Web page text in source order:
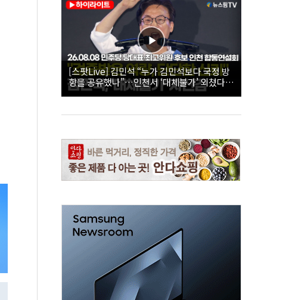
[스팟Live] 김민석 “누가 김민석보다 국정 방
향을 공유했나”…인천서 ‘대체불가’ 외쳤다 |
26.08.08 더불어민주당 당대표·최고위원 후